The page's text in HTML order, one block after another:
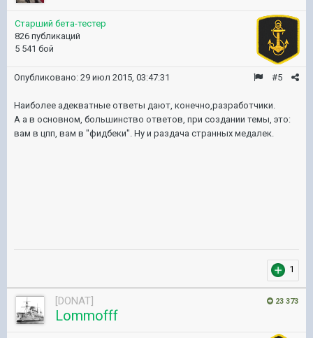
Старший бета-тестер
826 публикаций
5 541 бой
#5
Опубликовано: 29 июл 2015, 03:47:31
Наиболее адекватные ответы дают, конечно,разработчики.
А а в основном, большинство ответов, при создании темы, это:
вам в цпп, вам в "фидбеки". Ну и раздача странных медалек.
1
23 373
[DONAT]
Lommofff